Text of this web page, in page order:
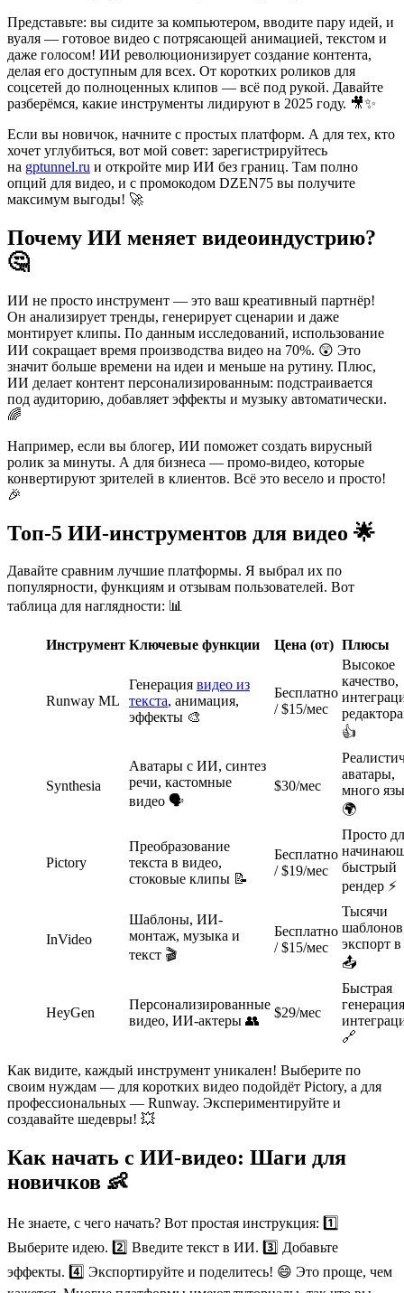
Представьте: вы сидите за компьютером, вводите пару идей, и
вуаля — готовое видео с потрясающей анимацией, текстом и
даже голосом! ИИ революционизирует создание контента,
делая его доступным для всех. От коротких роликов для
соцсетей до полноценных клипов — всё под рукой. Давайте
разберёмся, какие инструменты лидируют в 2025 году. 🎥✨
Если вы новичок, начните с простых платформ. А для тех, кто
хочет углубиться, вот мой совет: зарегистрируйтесь
на gptunnel.ru и откройте мир ИИ без границ. Там полно
опций для видео, и с промокодом DZEN75 вы получите
максимум выгоды! 🚀
Почему ИИ меняет видеоиндустрию?
🤔
ИИ не просто инструмент — это ваш креативный партнёр!
Он анализирует тренды, генерирует сценарии и даже
монтирует клипы. По данным исследований, использование
ИИ сокращает время производства видео на 70%. 😲 Это
значит больше времени на идеи и меньше на рутину. Плюс,
ИИ делает контент персонализированным: подстраивается
под аудиторию, добавляет эффекты и музыку автоматически.
🌈
Например, если вы блогер, ИИ поможет создать вирусный
ролик за минуты. А для бизнеса — промо-видео, которые
конвертируют зрителей в клиентов. Всё это весело и просто!
🎉
Топ-5 ИИ-инструментов для видео 🌟
Давайте сравним лучшие платформы. Я выбрал их по
популярности, функциям и отзывам пользователей. Вот
таблица для наглядности: 📊
Инструмент Ключевые функции Цена (от) Плюсы
Runway ML
Генерация видео из
текста, анимация,
эффекты 🎨
Бесплатно
/ $15/мес
Высокое
качество,
👍
Synthesia
Аватары с ИИ, синтез
речи, кастомные
видео 🗣️
$30/мес
аватары,
много
🌍
Pictory
Преобразование
текста в видео,
стоковые клипы 📝
Бесплатно
/ $19/мес
Просто
быстрый
рендер ⚡
InVideo
Шаблоны, ИИ-
монтаж, музыка и
текст 🎬
Бесплатно
/ $15/мес
Тысячи
экспорт
📤
HeyGen
Персонализированные
видео, ИИ-актеры 👥
$29/мес
Быстрая
🔗
Как видите, каждый инструмент уникален! Выберите по
своим нуждам — для коротких видео подойдёт Pictory, а для
профессиональных — Runway. Экспериментируйте и
создавайте шедевры! 💥
Как начать с ИИ-видео: Шаги для
новичков 👶
Не знаете, с чего начать? Вот простая инструкция: 1️⃣
Выберите идею. 2️⃣ Введите текст в ИИ. 3️⃣ Добавьте
эффекты. 4️⃣ Экспортируйте и поделитесь! 😄 Это проще, чем